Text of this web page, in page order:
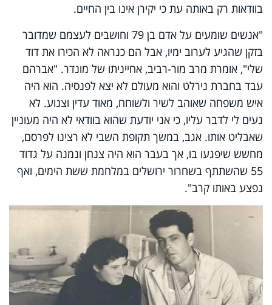
בוודאות רק באותה עת כי יקירן אינו בין החיים.
"אנשים שומעים על אדם בן 79 וחושבים לעצמם שמדובר
בזקן שהגיע לערוב ימיו, אבל הם כנראה לא הכירו את דוד
שלי", אומרת מרב מור-רביב, אחייניתו של מונדר. "אברהם
עבד בחברת נירלט והוא מעולם לא יצא לפנסיה. הוא היה
איש משפחה שאוהב לשיר ולשוחח, מאוד עדין וצנוע. לא
נעים לי לדבר עליו, כי אני יודעת שהוא בוודאי לא היה מעוניין
שאבליט אותו. אגב, במשך תקופת השבי לא רצינו לפרסם,
מחשש שיפגעו בו, אך בעבר הוא היה צנחן ונמנה על גדוד
55 שהשתתף בשחרור ירושלים במלחמת ששת הימים, ואף
נפצע באותו קרב".